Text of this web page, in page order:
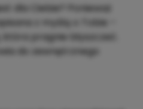
dla Ciebie? Ponieważ
z myślą o Tobie –
pragnie błyszczeć.
do zewnętrznego